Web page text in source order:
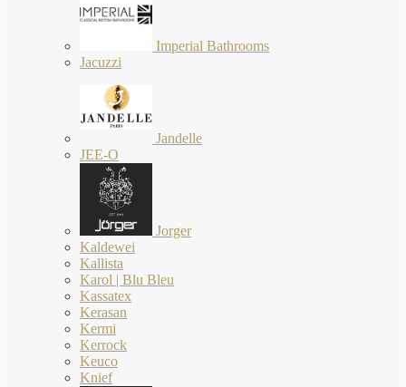
Imperial Bathrooms
Jacuzzi
Jandelle
JEE-O
Jorger
Kaldewei
Kallista
Karol | Blu Bleu
Kassatex
Kerasan
Kermi
Kerrock
Keuco
Knief